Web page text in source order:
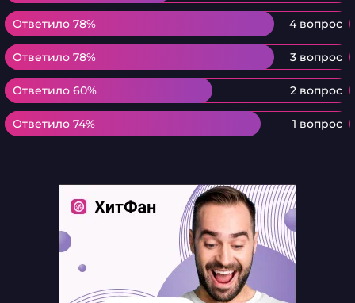
Ответило 78% 4 вопрос
Ответило 78%
Ответило 78% 3 вопрос
Ответило 78%
Ответило 60% 2 вопрос
Ответило 60%
Ответило 74% 1 вопрос
Ответило 74%